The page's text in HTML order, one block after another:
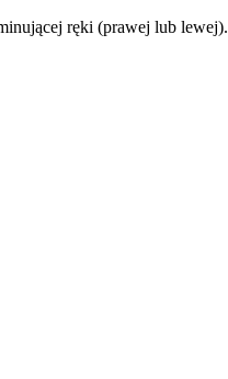
ręki (prawej lub lewej).